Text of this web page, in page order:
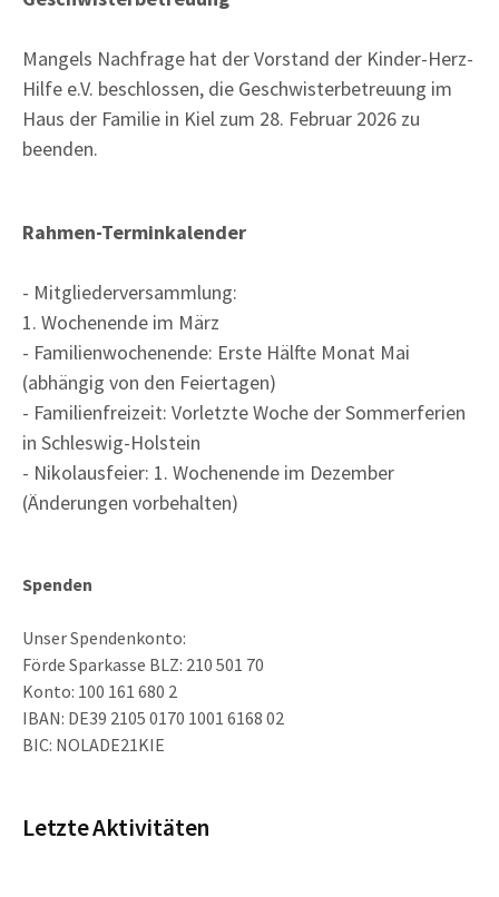
Mangels Nachfrage hat der Vorstand der Kinder-Herz-
Hilfe e.V. beschlossen, die Geschwisterbetreuung im
Haus der Familie in Kiel zum 28. Februar 2026 zu
beenden.
Rahmen-Terminkalender
- Mitgliederversammlung:
1. Wochenende im März
- Familienwochenende: Erste Hälfte Monat Mai
(abhängig von den Feiertagen)
- Familienfreizeit: Vorletzte Woche der Sommerferien
in Schleswig-Holstein
- Nikolausfeier: 1. Wochenende im Dezember
(Änderungen vorbehalten)
Spenden
Unser Spendenkonto:
Förde Sparkasse BLZ: 210 501 70
Konto: 100 161 680 2
IBAN: DE39 2105 0170 1001 6168 02
BIC: NOLADE21KIE
Letzte Aktivitäten